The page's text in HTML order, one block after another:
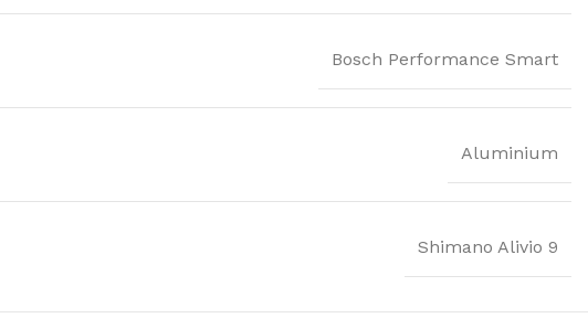
Bosch Performance Smart
Aluminium
Shimano Alivio 9